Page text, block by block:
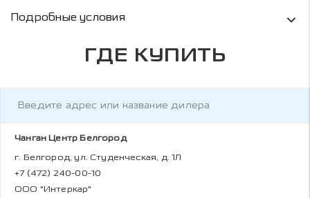
Условия кредитования и информация о
Подробные условия
ГДЕ КУПИТЬ
Чанган Центр Белгород
г. Белгород, ул. Студенческая, д. 1Л
+7 (472) 240-00-10
ООО "Интеркар"